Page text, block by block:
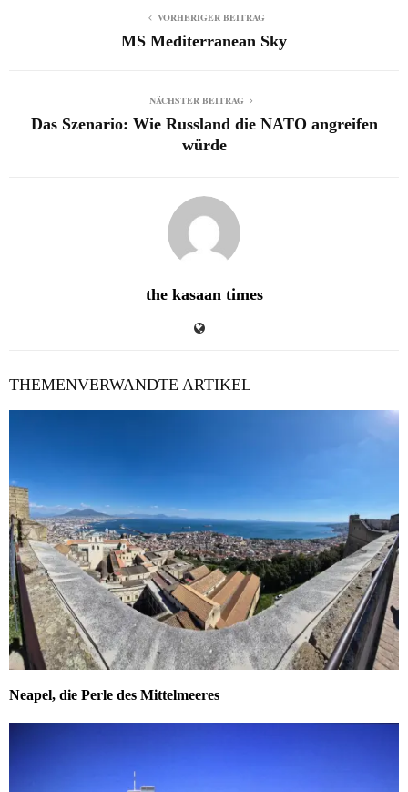
VORHERIGER BEITRAG
MS Mediterranean Sky
NÄCHSTER BEITRAG
Das Szenario: Wie Russland die NATO angreifen
würde
the kasaan times
THEMENVERWANDTE ARTIKEL
Neapel, die Perle des Mittelmeeres